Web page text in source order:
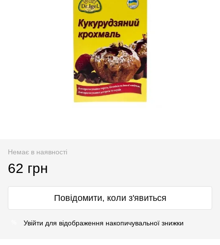
Немає в наявності
62 грн
Повідомити, коли з'явиться
Увійти для відображення накопичувальної знижки